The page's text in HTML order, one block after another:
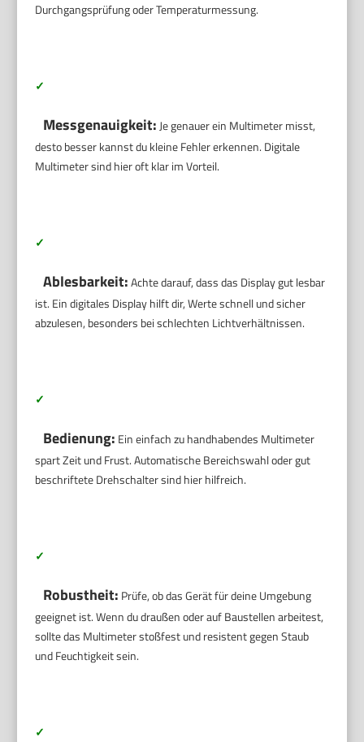
Durchgangsprüfung oder Temperaturmessung.
✓
Messgenauigkeit:Je genauer ein Multimeter misst,
desto besser kannst du kleine Fehler erkennen. Digitale
Multimeter sind hier oft klar im Vorteil.
✓
Ablesbarkeit:Achte darauf, dass das Display gut lesbar
ist. Ein digitales Display hilft dir, Werte schnell und sicher
abzulesen, besonders bei schlechten Lichtverhältnissen.
✓
Bedienung: Ein einfach zu handhabendes Multimeter
spart Zeit und Frust. Automatische Bereichswahl oder gut
beschriftete Drehschalter sind hier hilfreich.
✓
Robustheit: Prüfe, ob das Gerät für deine Umgebung
geeignet ist. Wenn du draußen oder auf Baustellen arbeitest,
sollte das Multimeter stoßfest und resistent gegen Staub
und Feuchtigkeit sein.
✓